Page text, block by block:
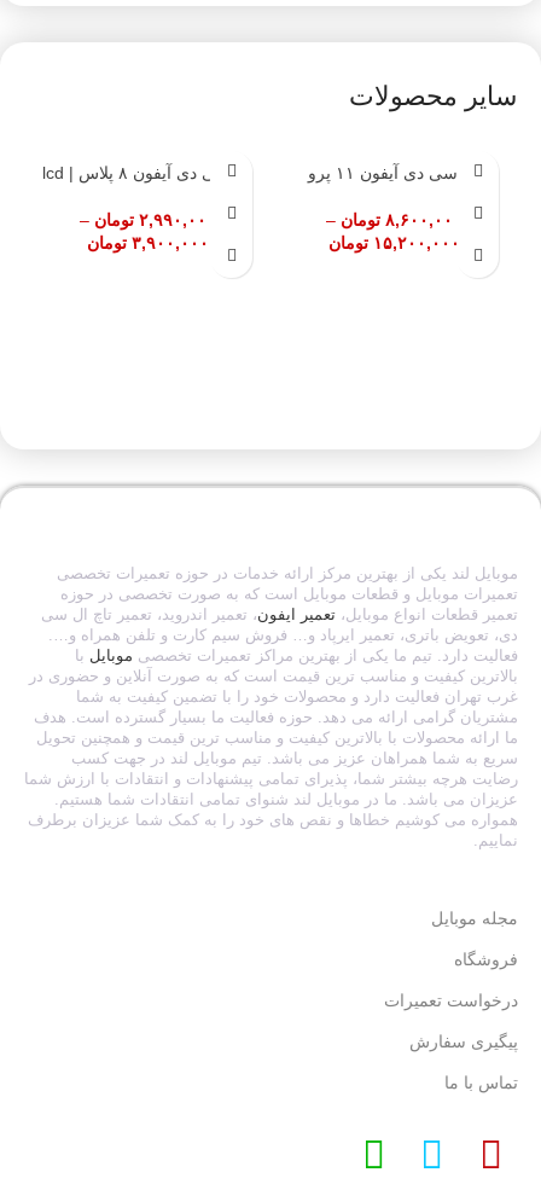
سایر محصولات
ال سی دی آیفون ۱۱ پرو
PRO MAX
۸,۶۰۰,۰۰۰ تومان –
۱۵,۲۰۰,۰۰۰ تومان
ال سی دی آیفون ۸ پلاس | lcd
۲,۹۹۰,۰۰۰ تومان –
۳,۹۰۰,۰۰۰ تومان
موبایل لند یکی از بهترین مرکز ارائه خدمات در حوزه تعمیرات تخصصی
تعمیرات موبایل و قطعات موبایل است که به صورت تخصصی در حوزه
تعمیر قطعات انواع موبایل، تعمیر ایفون، تعمیر اندروید، تعمیر تاچ ال سی
دی، تعویض باتری، تعمیر ایرپاد و… فروش سیم کارت و تلفن همراه و….
فعالیت دارد. تیم ما یکی از بهترین مراکز تعمیرات تخصصی موبایل با
بالاترین کیفیت و مناسب ترین قیمت است که به صورت آنلاین و حضوری در
غرب تهران فعالیت دارد و محصولات خود را با تضمین کیفیت به شما
مشتریان گرامی ارائه می دهد. حوزه فعالیت ما بسیار گسترده است. هدف
ما ارائه محصولات با بالاترین کیفیت و مناسب ترین قیمت و همچنین تحویل
سریع به شما همراهان عزیز می باشد. تیم موبایل لند در جهت کسب
رضایت هرچه بیشتر شما، پذیرای تمامی پیشنهادات و انتقادات با ارزش شما
عزیزان می باشد. ما در موبایل لند شنوای تمامی انتقادات شما هستیم.
همواره می کوشیم خطاها و نقص های خود را به کمک شما عزیزان برطرف
نماییم.
مجله موبایل
فروشگاه
درخواست تعمیرات
پیگیری سفارش
تماس با ما